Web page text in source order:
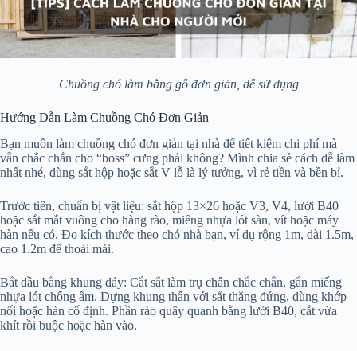
Chuồng chó làm bằng gỗ đơn giản, dễ sử dụng
Hướng Dẫn Làm Chuồng Chó Đơn Giản
Bạn muốn làm chuồng chó đơn giản tại nhà để tiết kiệm chi phí mà
vẫn chắc chắn cho “boss” cưng phải không? Mình chia sẻ cách dễ làm
nhất nhé, dùng sắt hộp hoặc sắt V lỗ là lý tưởng, vì rẻ tiền và bền bỉ.
Trước tiên, chuẩn bị vật liệu: sắt hộp 13×26 hoặc V3, V4, lưới B40
hoặc sắt mắt vuông cho hàng rào, miếng nhựa lót sàn, vít hoặc máy
hàn nếu có. Đo kích thước theo chó nhà bạn, ví dụ rộng 1m, dài 1.5m,
cao 1.2m để thoải mái.
Bắt đầu bằng khung đáy: Cắt sắt làm trụ chân chắc chắn, gắn miếng
nhựa lót chống ẩm. Dựng khung thân với sắt thẳng đứng, dùng khớp
nối hoặc hàn cố định. Phần rào quây quanh bằng lưới B40, cắt vừa
khít rồi buộc hoặc hàn vào.